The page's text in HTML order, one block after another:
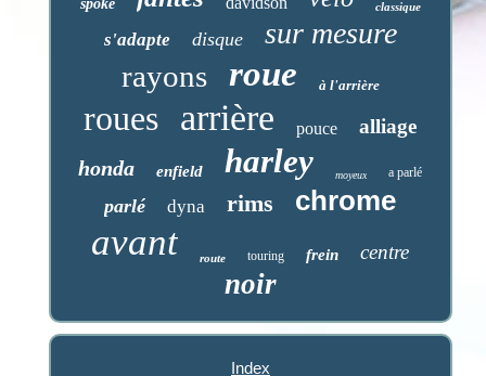
spoke classique
s'adapte disque sur mesure
rayons roue à l'arrière
roues arrière pouce alliage
honda enfield harley moyeux a parlé
parlé dyna rims chrome
avant route touring frein centre
noir
Index